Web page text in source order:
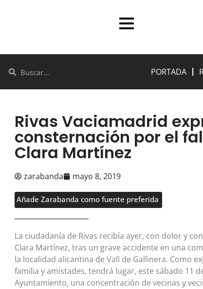
PORTADA
Rivas Vaciamadrid
consternación por el
Clara Martínez
zarabanda mayo 8, 2019
Añade Zarabanda como fuente preferida
La ciudadanía de Rivas recibía ayer, con dolor y
Clara Martínez, tras un grave accidente en una
la localidad alicantina de Vall de Gallinera. Como
familia y amistades, tendrá lugar, este sábado 11
Ayuntamiento, una concentración de vecinas y